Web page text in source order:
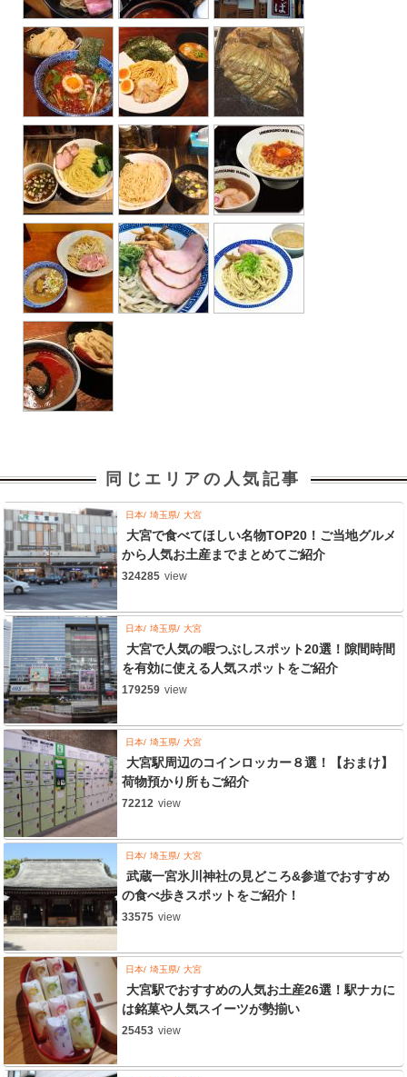
同じエリアの人気記事
日本 埼玉県 大宮
大宮で食べてほしい名物TOP20！ご当地グルメ
から人気お土産までまとめてご紹介
324285 view
日本 埼玉県 大宮
大宮で人気の暇つぶしスポット20選！隙間時間
を有効に使える人気スポットをご紹介
179259 view
日本 埼玉県 大宮
大宮駅周辺のコインロッカー８選！【おまけ】
荷物預かり所もご紹介
72212 view
日本 埼玉県 大宮
武蔵一宮氷川神社の見どころ&参道でおすすめ
の食べ歩きスポットをご紹介！
33575 view
日本 埼玉県 大宮
大宮駅でおすすめの人気お土産26選！駅ナカに
は銘菓や人気スイーツが勢揃い
25453 view